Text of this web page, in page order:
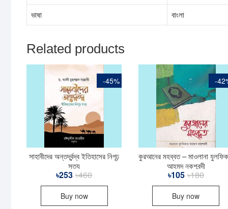
ভাষা
বাংলা
Related products
-45%
সাহাবীদের অন্তর্দ্বন্দ্ব ইতিহাসের নিগূঢ়
সত্য
৳460Original
was:
৳253 Current
is:
Buy now
-
কুরআনের মহব্বত – মাওলানা
আহমদ নকশবন্দী
৳180Original
was:
৳105 Current
is:
Buy now